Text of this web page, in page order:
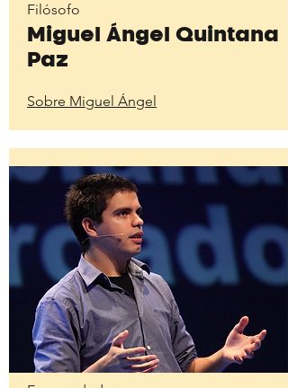
Filósofo
Miguel Ángel Quintana
Paz
Sobre Miguel Ángel